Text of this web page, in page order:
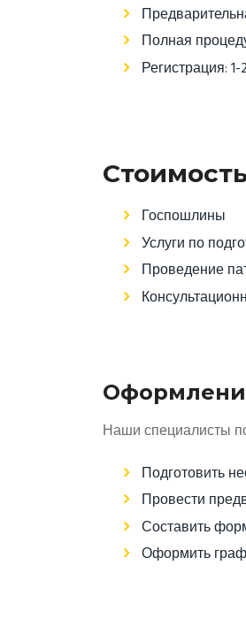
Полная
Регистрация:
Госпошлины
Услуги по
Проведение
Наши специалисты
Подготовить
Провести
Составить
Оформить